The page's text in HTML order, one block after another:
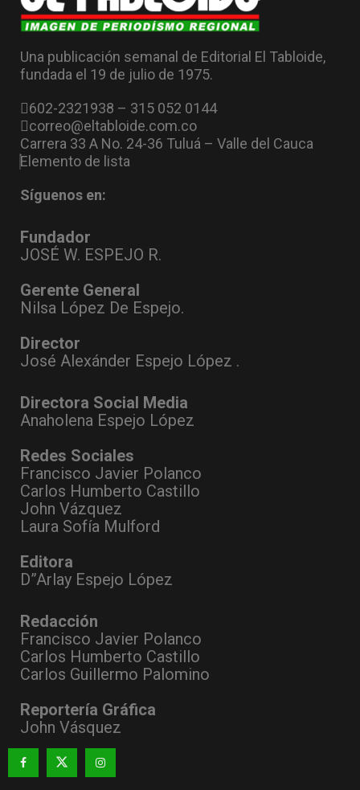
Una publicación semanal de Editorial El Tabloide,
fundada el 19 de julio de 1975.
602-2321938 – 315 052 0144
correo@eltabloide.com.co
Carrera 33 A No. 24-36 Tuluá – Valle del Cauca
Elemento de lista
Síguenos en:
Fundador
JOSÉ W. ESPEJO R.
Gerente General
Nilsa López De Espejo.
Director
José Alexánder Espejo López .
Directora Social Media
Anaholena Espejo López
Redes Sociales
Francisco Javier Polanco
Carlos Humberto Castillo
John Vázquez
Laura Sofía Mulford
Editora
D”Arlay Espejo López
Redacción
Francisco Javier Polanco
Carlos Humberto Castillo
Carlos Guillermo Palomino
Reportería Gráfica
John Vásquez